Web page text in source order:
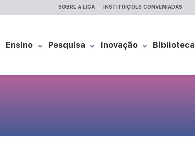
SOBRE A LIGA INSTITUIÇÕES CONVENIADAS
Ensino Pesquisa Inovação Biblioteca